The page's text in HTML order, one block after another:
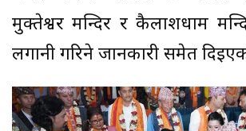
मुक्तेश्वर मन्दिर र कैलाशधाम
लगानी गरिने जानकारी समेत